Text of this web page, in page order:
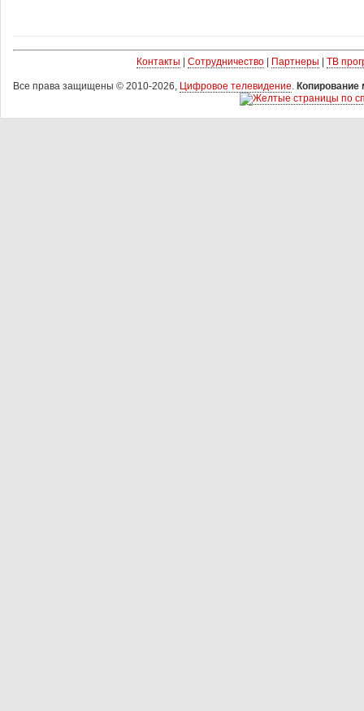
Контакты Сотрудничество| Партнеры ТВ
Все права защищены © 2010-2026, Цифровое телевидение. Копирование